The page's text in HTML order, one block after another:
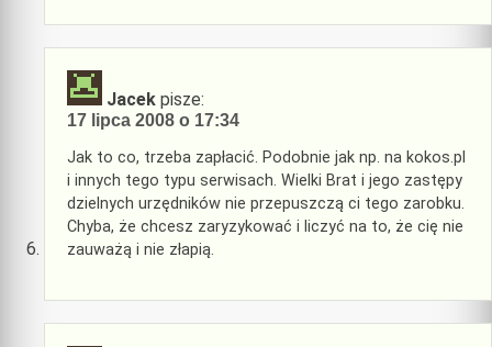
Jacek pisze:
17 lipca 2008 o 17:34
Jak to co, trzeba zapłacić. Podobnie jak np. na kokos.pl
i innych tego typu serwisach. Wielki Brat i jego zastępy
dzielnych urzędników nie przepuszczą ci tego zarobku.
Chyba, że chcesz zaryzykować i liczyć na to, że cię nie
zauważą i nie złapią.